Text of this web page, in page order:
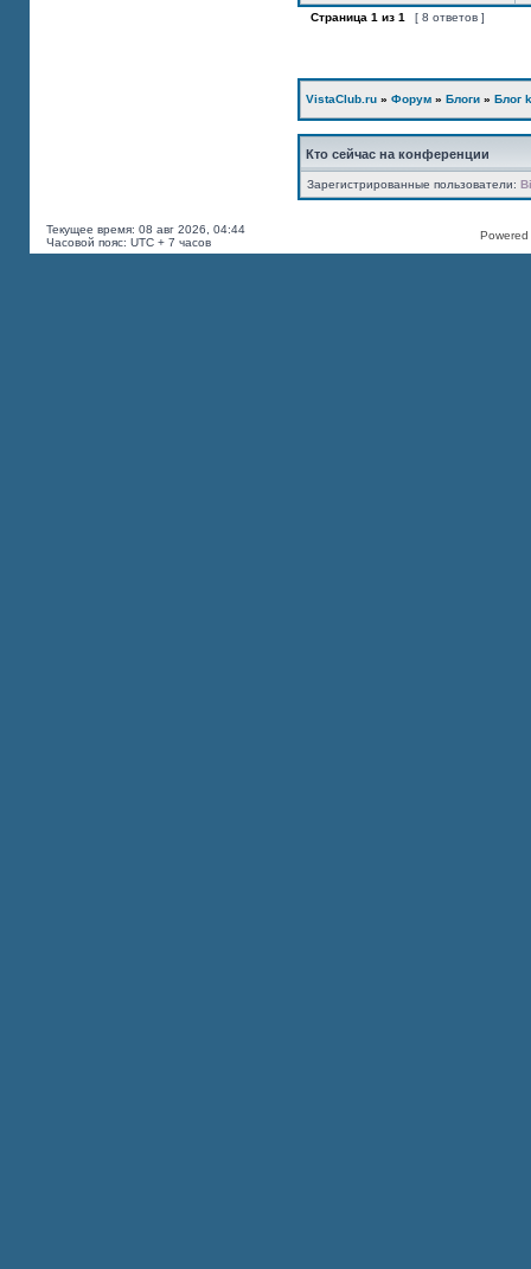
Страница 1 из 1 [ 8 ответов ]
VistaClub.ru » Форум » Блоги » Блог
Кто сейчас на конференции
Зарегистрированные пользователи:
Текущее время: 08 авг 2026, 04:44
Часовой пояс: UTC + 7 часов